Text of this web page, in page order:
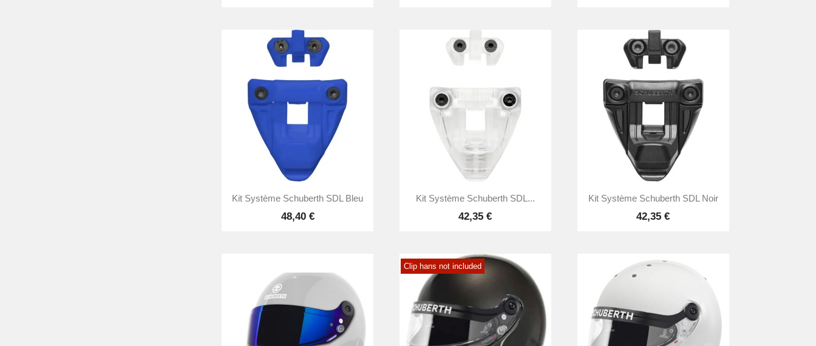
Aperçu rapide
Kit Système Schuberth SDL Bleu
48,40 €
Aperçu rapide
Kit Système Schuberth SDL...
42,35 €
Aperçu rapide
Kit Système Schuberth SDL Noir
42,35 €
Clip hans not included